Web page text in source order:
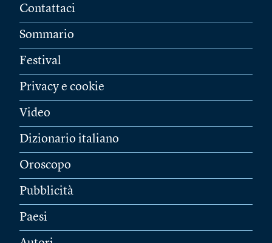
Contattaci
Sommario
Festival
Privacy e cookie
Video
Dizionario italiano
Oroscopo
Pubblicità
Paesi